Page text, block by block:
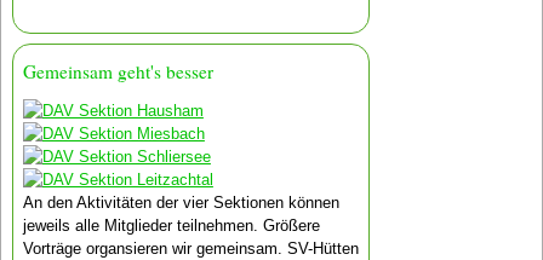
Gemeinsam geht's besser
An den Aktivitäten der vier Sektionen können
jeweils alle Mitglieder teilnehmen. Größere
Vorträge organsieren wir gemein­sam. SV-Hütten